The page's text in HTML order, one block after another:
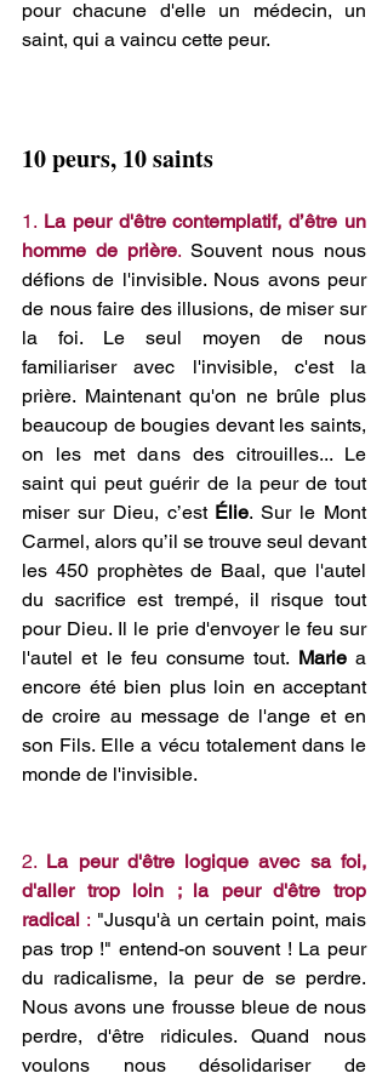
pour chacune d'elle un médecin, un
saint, qui a vaincu cette peur.
10 peurs, 10 saints
1. La peur d'être contemplatif, d’être un
homme de prière. Souvent nous nous
défions de l'invisible. Nous avons peur
de nous faire des illusions, de miser sur
la foi. Le seul moyen de nous
familiariser avec l'invisible, c'est la
prière. Maintenant qu'on ne brûle plus
beaucoup de bougies devant les saints,
on les met dans des citrouilles... Le
saint qui peut guérir de la peur de tout
miser sur Dieu, c’est Élie. Sur le Mont
Carmel, alors qu’il se trouve seul devant
les 450 prophètes de Baal, que l'autel
du sacrifice est trempé, il risque tout
pour Dieu. Il le prie d'envoyer le feu sur
l'autel et le feu consume tout. Marie a
encore été bien plus loin en acceptant
de croire au message de l'ange et en
son Fils. Elle a vécu totalement dans le
monde de l'invisible.
2. La peur d'être logique avec sa foi,
d'aller trop loin ; la peur d'être trop
radical : "Jusqu'à un certain point, mais
pas trop !" entend-on souvent ! La peur
du radicalisme, la peur de se perdre.
Nous avons une frousse bleue de nous
perdre, d'être ridicules. Quand nous
voulons nous désolidariser de